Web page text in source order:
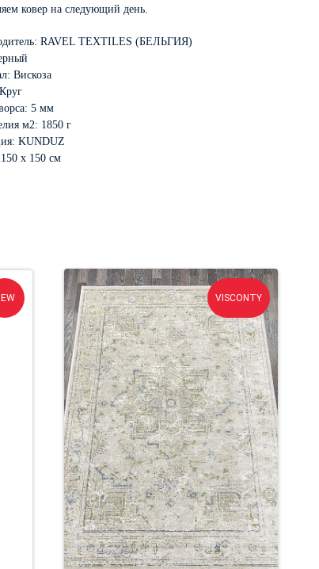
ковер на следующий день.
RAVEL TEXTILES (БЕЛЬГИЯ)
Вискоза
5 мм
м2: 1850 г
KUNDUZ
х 150 см
VISCONTY